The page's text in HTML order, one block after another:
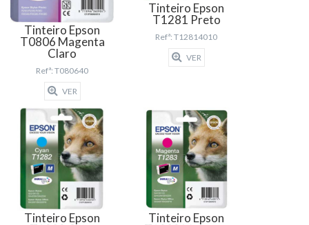
Tinteiro Epson
T0806 Magenta
Claro
Refª: T080640
VER
Tinteiro Epson
T1281 Preto
Refª: T12814010
VER
Tinteiro Epson
Tinteiro Epson